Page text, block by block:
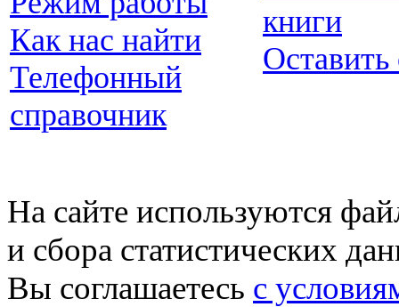
Как нас найти
Телефонный
справочник
книги
Оставить
На сайте используются
и сбора статистических
Вы соглашаетесь с